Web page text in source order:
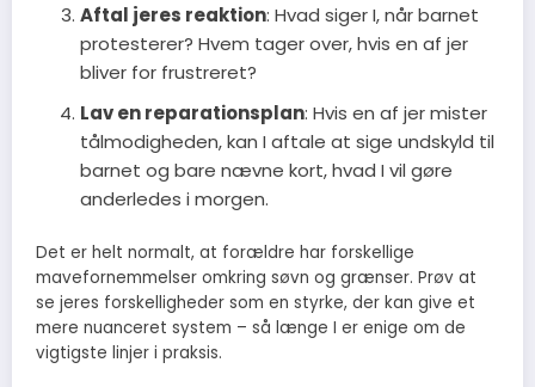
Aftal jeres reaktion: Hvad siger I, når barnet
protesterer? Hvem tager over, hvis en af jer
bliver for frustreret?
Lav en reparationsplan: Hvis en af jer mister
tålmodigheden, kan I aftale at sige undskyld til
barnet og bare nævne kort, hvad I vil gøre
anderledes i morgen.
Det er helt normalt, at forældre har forskellige
mavefornemmelser omkring søvn og grænser. Prøv at
se jeres forskelligheder som en styrke, der kan give et
mere nuanceret system – så længe I er enige om de
vigtigste linjer i praksis.